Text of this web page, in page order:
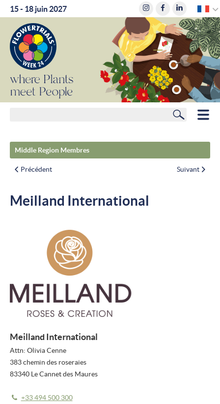
15 - 18 juin 2027
MEMBRES
HÔTELS
COMMUNIQUÉS DE PRESSE
BULLETIN
VIDEO REPORTS
VIDÉOS NOUVEAUTÉS
NOUVEAUTÉS 2026
PHOTOS
À PROPOS DE FLOWERTRIALS®
where
Plants
meet
People
Middle Region Membres
Précédent Suivant
Meilland International
Meilland International
Attn: Olivia Cenne
383 chemin des roseraies
83340 Le Cannet des Maures
+33 494 500 300